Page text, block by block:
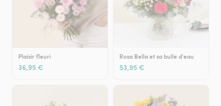
Plaisir fleuri
36,95 €
Rosa Bella et sa bulle d'eau
53,95 €